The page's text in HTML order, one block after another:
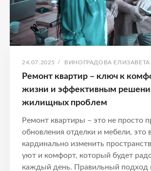
ОПУБЛИКОВАНО
24.07.2025 / АВТОР:
ВИНОГРАДОВА ЕЛИЗАВЕТА
Ремонт квартир – ключ к
жизни и эффективным
жилищных проблем
Ремонт квартиры – это не просто
обновления отделки и мебели, это
кардинально изменить
уют и комфорт, который будет
каждый день. Правильный подход